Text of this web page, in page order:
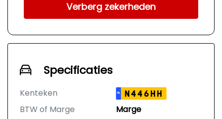
Verberg zekerheden
Specificaties
Kenteken NL N446HH
BTW of Marge
Marge